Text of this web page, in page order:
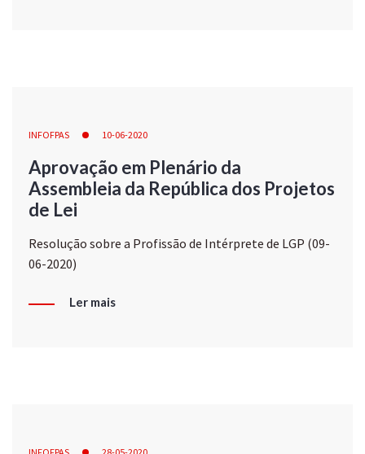
INFOFPAS 10-06-2020
Aprovação em Plenário da
Assembleia da República dos Projetos
de Lei
Resolução sobre a Profissão de Intérprete de LGP (09-
06-2020)
Ler mais